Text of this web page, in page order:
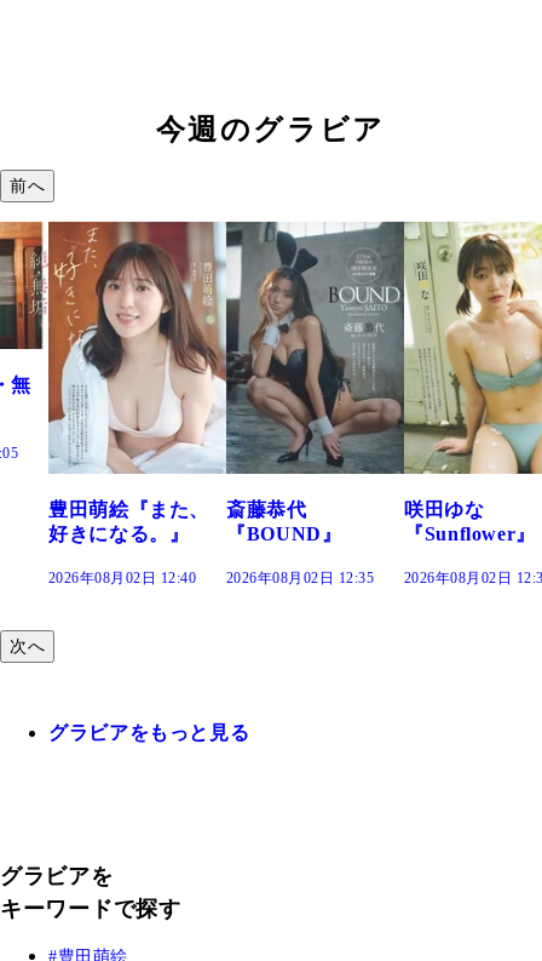
今週のグラビア
前へ
斎藤恭代
『BOUND』
2026年08月02日 12:35
咲田ゆな
『Sunflower』
2026年08月02日 12:30
藤水咲桜『花
だまり』
2026年08月02日
次へ
グラビアをもっと見る
グラビアを
キーワードで探す
豊田萌絵